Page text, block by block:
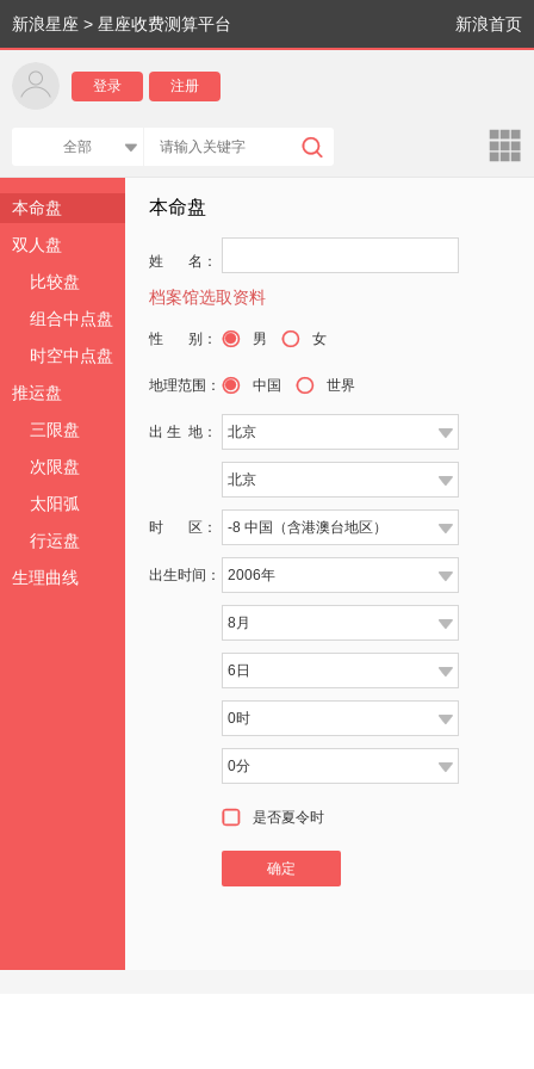
新浪星座 > 星座收费测算平台 新浪首页
登录 注册
全部 K A l
本命盘
双人盘
比较盘
组合中点盘
时空中点盘
推运盘
三限盘
次限盘
太阳弧
行运盘
生理曲线
本命盘
姓 名：
档案馆选取资料
性 别： b 男 B 女
地理范围： b 中国 B 世界
出 生 地： 北京 K
北京 K
时 区： -8 中国（含港澳台地区） K
出生时间： 2006年 K
8月 K
6日 K
0时 K
0分 K
D 是否夏令时